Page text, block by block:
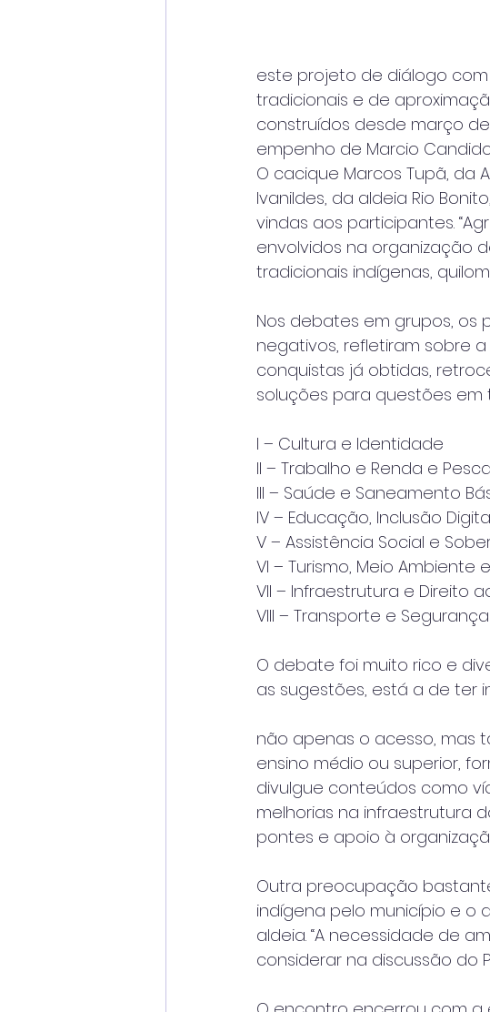
este projeto de diálogo
tradicionais e de
construídos desde março
empenho de Marcio
O cacique Marcos Tupã, da
Ivanildes, da aldeia Rio
vindas aos participantes.
envolvidos na organização
tradicionais indígenas,
Nos debates em grupos, os
negativos, refletiram sobre
conquistas já obtidas,
soluções para questões em
I – Cultura e Identidade
II – Trabalho e Renda e
III – Saúde e Saneamento
IV – Educação, Inclusão
V – Assistência Social e
VI – Turismo, Meio
VII – Infraestrutura e Direito
VIII – Transporte e
O debate foi muito rico e
as sugestões, está a de ter
não apenas o acesso, mas
ensino médio ou superior,
divulgue conteúdos como
melhorias na infraestrutura
pontes e apoio à
Outra preocupação
indígena pelo município e o
aldeia. “A necessidade de
considerar na discussão do